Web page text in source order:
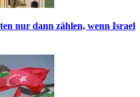
nur dann zählen, wenn Israel